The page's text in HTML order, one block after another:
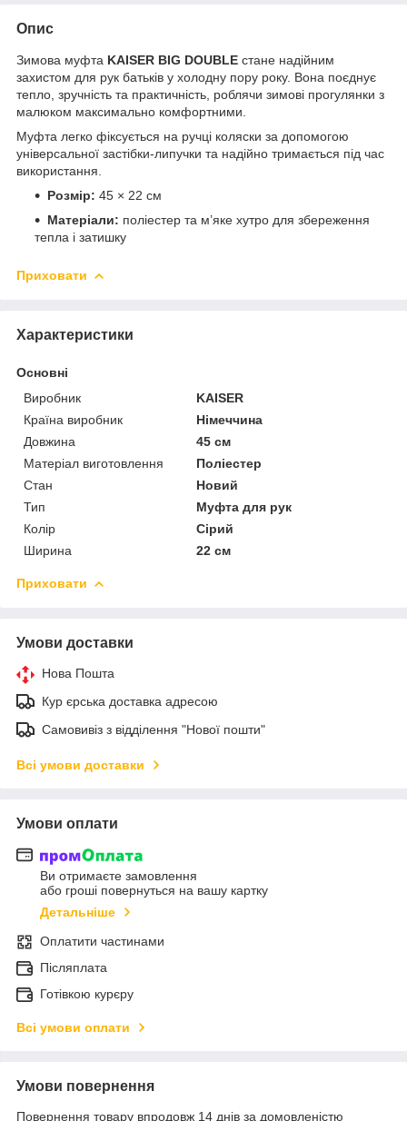
Опис
Зимова муфта KAISER BIG DOUBLE стане надійним
захистом для рук батьків у холодну пору року. Вона поєднує
тепло, зручність та практичність, роблячи зимові прогулянки з
малюком максимально комфортними.
Муфта легко фіксується на ручці коляски за допомогою
універсальної застібки-липучки та надійно тримається під час
використання.
Розмір: 45 × 22 см
Матеріали: поліестер та м’яке хутро для збереження
тепла і затишку
Приховати
Характеристики
Основні
Виробник
KAISER
Країна виробник
Німеччина
Довжина
45 см
Матеріал виготовлення
Поліестер
Стан
Новий
Тип
Муфта для рук
Колір
Сірий
Ширина
22 см
Приховати
Умови доставки
Нова Пошта
Кур єрська доставка адресою
Самовивіз з відділення "Нової пошти"
Всі умови доставки
Умови оплати
Ви отримаєте замовлення
або гроші повернуться на вашу картку
Детальніше
Оплатити частинами
Післяплата
Готівкою курєру
Всі умови оплати
Умови повернення
Повернення товару впродовж 14 днів за домовленістю